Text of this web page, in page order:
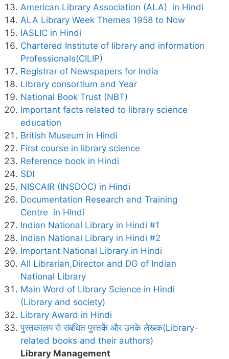
American Library Association (ALA) in Hindi
ALA Library Week Themes 1958 to Now
IASLIC in Hindi
Chartered Institute of library and information
Professionals(CILIP)
Registrar of Newspapers for India
Library consortium and Year
National Book Trust (NBT)
Important facts related to library science
education
British Museum in Hindi
First course in library science
Reference book in Hindi
SDI
NISCAIR (INSDOC) in Hindi
Documentation Research and Training
Centre in Hindi
Indian National Library in Hindi #1
Indian National Library in Hindi #2
Important National Library in Hindi
All Librarian,Director and DG of Indian
National Library
Main Word of Library Science in Hindi
(Library and society)
Library Award in Hindi
पुस्तकालय से संबंधित पुस्तकें और उनके लेखक(Library-
related books and their authors)
Library Management